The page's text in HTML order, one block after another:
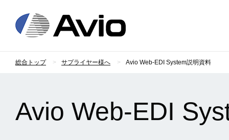
総合トップ サプライヤー様へ Avio Web-EDI System説明資料
Avio Web-EDI